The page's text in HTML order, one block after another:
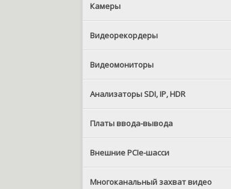
Камеры
Видеорекордеры
Видеомониторы
Анализаторы SDI, IP, HDR
Платы ввода-вывода
Внешние PCIe-шасси
Многоканальный захват видео